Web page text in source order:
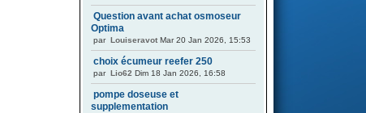
Question avant achat osmoseur
Optima
par Louiseravot Mar 20 Jan 2026, 15:53
choix écumeur reefer 250
par Lio62 Dim 18 Jan 2026, 16:58
pompe doseuse et
supplementation